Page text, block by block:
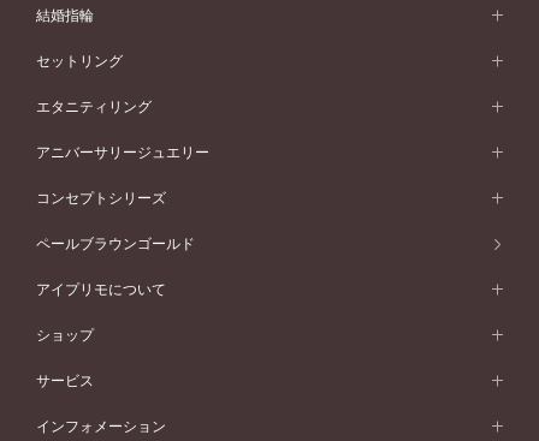
婚約指輪 (エンゲージリング)
婚約指輪一覧
ピンクゴールド
ペールブラウンゴールド
ウェーブライン
V字ライン
ワンサイドメレ
ダブルサイドメレ
シンプル
フェミニン
モード
50万円台～
40万円台～
30万円台～
婚約指輪 人気ランキング
婚約ネックレス
ダイヤモンドシェイプコレクション
結婚指輪
結婚指輪 (マリッジリング)
結婚指輪一覧
ピンクゴールド
ペールブラウンゴールド
ウェーブライン
V字ライン
ワンメレ
セベラルメレ
シンプル
フェミニン
モード
50万円～
40万円～50万円
セットリング
セットリング
セットリング一覧
ピンクゴールド
ペールブラウンゴールド
エタニティリング
エタニティリング
エタニティリング一覧
ピンクゴールド
ペールブラウンゴールド
アニバーサリージュエリー
アニバーサリージュエリー
アニバーサリージュエリー一覧
ファッションリング
ブレスレット
コンセプトシリーズ
コンセプトシリーズ
オリジンビリーフ
エトワル
スワハ
ペールブラウンゴールド
アイプリモについて
アイプリモについて
パーソナルハンド診断
デザインへのこだわり
ショップ
店舗一覧
北海道
サービス
プロポーズサポート
インフォメーション